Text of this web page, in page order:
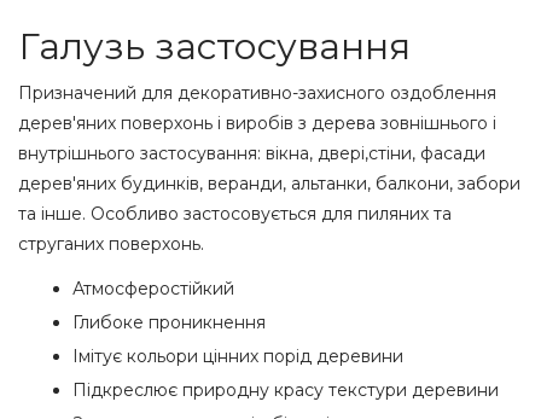
Галузь застосування
Призначений для декоративно-захисного оздоблення
дерев'яних поверхонь і виробів з дерева зовнішнього і
внутрішнього застосування: вікна, двері,стіни, фасади
дерев'яних будинків, веранди, альтанки, балкони, забори
та інше. Особливо застосовується для пиляних та
струганих поверхонь.
Атмосферостійкий
Глибоке проникнення
Імітує кольори цінних порід деревини
Підкреслює природну красу текстури деревини